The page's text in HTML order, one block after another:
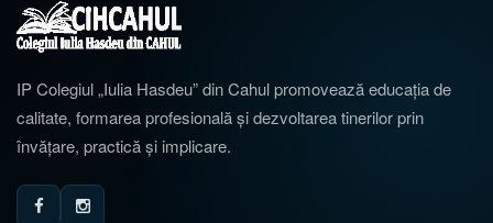
IP Colegiul „Iulia Hasdeu” din Cahul promovează educația de
calitate, formarea profesională și dezvoltarea tinerilor prin
învățare, practică și implicare.